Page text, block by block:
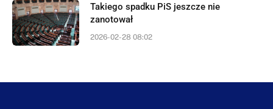
Takiego spadku PiS jeszcze nie
zanotował
2026-02-28 08:02